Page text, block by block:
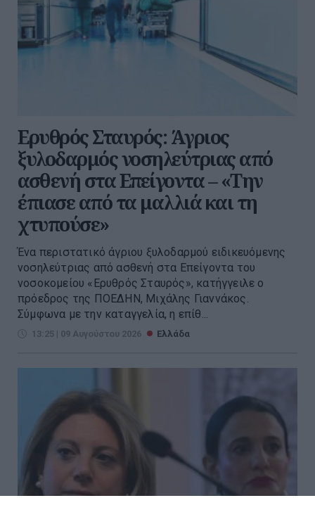
Ερυθρός Σταυρός: Άγριος
ξυλοδαρμός νοσηλεύτριας από
ασθενή στα Επείγοντα – «Την
έπιασε από τα μαλλιά και τη
χτυπούσε»
Ένα περιστατικό άγριου ξυλοδαρμού ειδικευόμενης
νοσηλεύτριας από ασθενή στα Επείγοντα του
νοσοκομείου «Ερυθρός Σταυρός», κατήγγειλε ο
πρόεδρος της ΠΟΕΔΗΝ, Μιχάλης Γιαννάκος.
Σύμφωνα με την καταγγελία, η επίθ...
13:25 | 09 Αυγούστου 2026 Ελλάδα